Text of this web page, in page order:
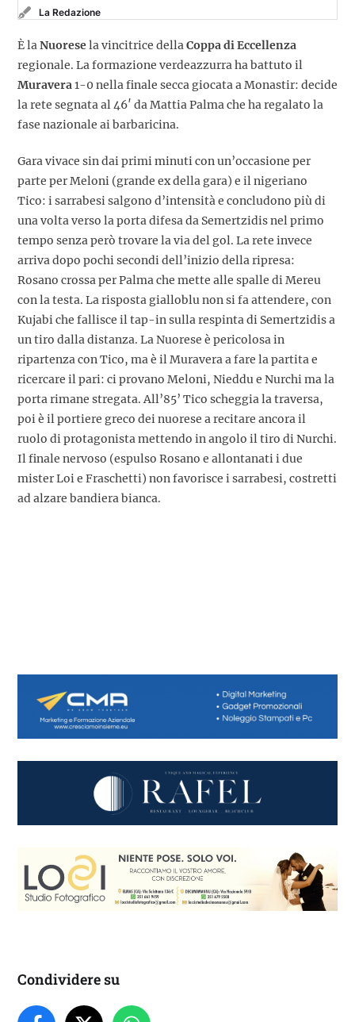
La Redazione
È laNuoresela vincitrice dellaCoppa di Eccellenza
regionale. La formazione verdeazzurra ha battuto il
Muravera1-0 nella finale secca giocata a Monastir: decide
la rete segnata al 46′ da Mattia Palma che ha regalato la
fase nazionale ai barbaricina.
Gara vivace sin dai primi minuti con un’occasione per
parte per Meloni (grande ex della gara) e il nigeriano
Tico: i sarrabesi salgono d’intensità e concludono più di
una volta verso la porta difesa da Semertzidis nel primo
tempo senza però trovare la via del gol. La rete invece
arriva dopo pochi secondi dell’inizio della ripresa:
Rosano crossa per Palma che mette alle spalle di Mereu
con la testa. La risposta gialloblu non si fa attendere, con
Kujabi che fallisce il tap-in sulla respinta di Semertzidis a
un tiro dalla distanza. La Nuorese è pericolosa in
ripartenza con Tico, ma è il Muravera a fare la partita e
ricercare il pari: ci provano Meloni, Nieddu e Nurchi ma la
porta rimane stregata. All’85’ Tico scheggia la traversa,
poi è il portiere greco dei nuorese a recitare ancora il
ruolo di protagonista mettendo in angolo il tiro di Nurchi.
Il finale nervoso (espulso Rosano e allontanati i due
mister Loi e Fraschetti) non favorisce i sarrabesi, costretti
ad alzare bandiera bianca.
Condividere su